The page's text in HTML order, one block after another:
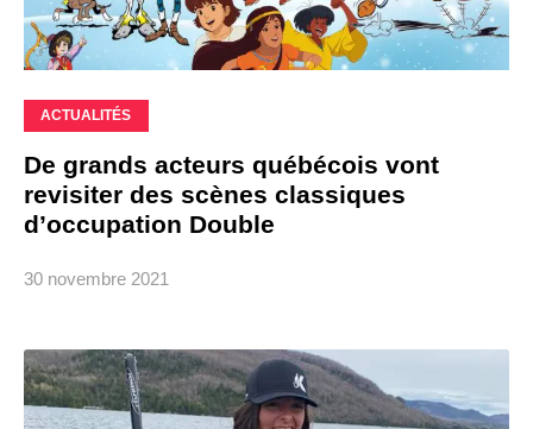
ACTUALITÉS
De grands acteurs québécois vont
revisiter des scènes classiques
d’occupation Double
30 novembre 2021